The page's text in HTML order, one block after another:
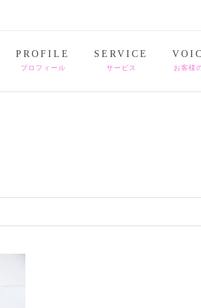
PROFILE
プロフィール
SERVICE
サービス お客様